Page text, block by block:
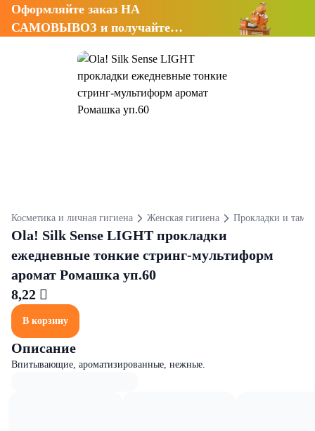
Оформляйте заказ НА
САМОВЫВОЗ и получайте
Косметика и личная гигиена Женская гигиена Прокладки и
Ola! Silk Sense LIGHT прокладки
ежедневные тонкие стринг-мультиформ
аромат Ромашка уп.60
8,22 
В корзину
Описание
Впитывающие, ароматизированные, нежные.